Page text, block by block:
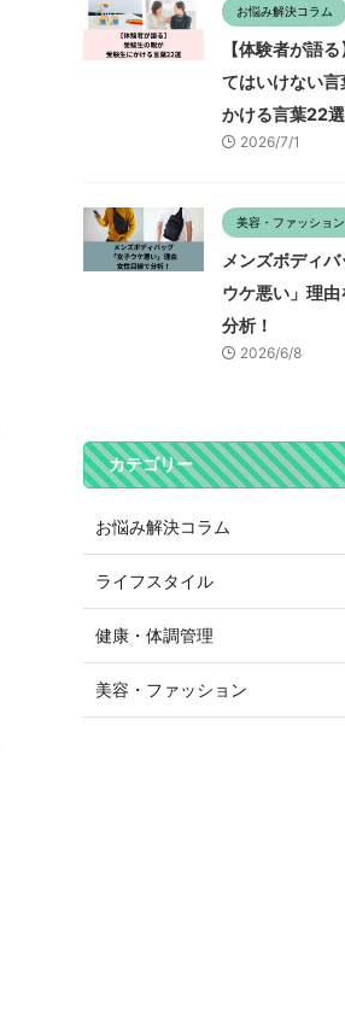
お悩み解決コラム
【体験者が語
てはいけない
かける言葉22選
2026/7/1
美容・ファッション
メンズボディ
ウケ悪い」理
分析！
2026/6/8
カテゴリー
お悩み解決コラム
ライフスタイル
健康・体調管理
美容・ファッション